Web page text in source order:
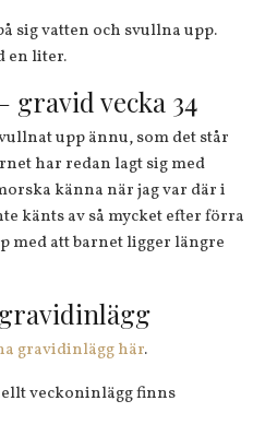
sig vatten och svullna upp.
en liter.
gravid vecka 34
upp ännu, som det står
har redan lagt sig med
känna när jag var där i
känts av så mycket efter förra
med att barnet ligger längre
gravidinlägg här.
veckoninlägg finns